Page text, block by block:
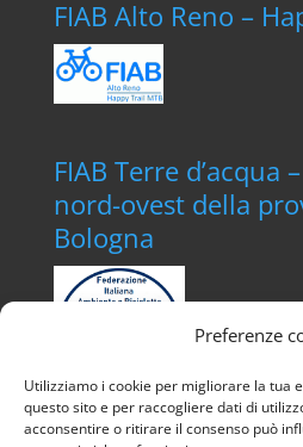
Preferenze
Utilizziamo i cookie per migliorare la tua
questo sito e per raccogliere dati di
acconsentire o ritirare il consenso può
FIAB Alto Reno –
FIAB Terre d’acqua
nord-ovest della
Bologna